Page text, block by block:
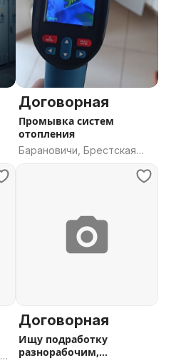
Договорная
Промывка систем
отопления
Барановичи, Брестская
Договорная
Ищу подработку
разнорабочим,